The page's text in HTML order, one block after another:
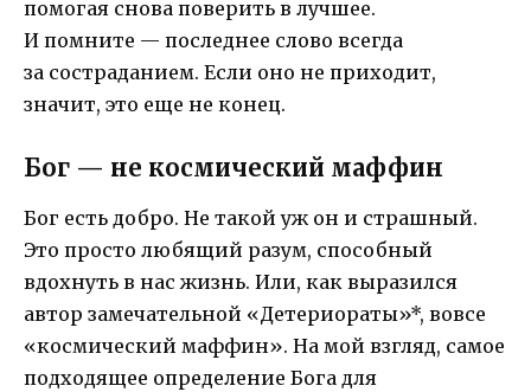
помогая снова поверить в лучшее.
И помните — последнее слово всегда
за состраданием. Если оно не приходит,
значит, это еще не конец.
Бог — не космический маффин
Бог есть добро. Не такой уж он и страшный.
Это просто любящий разум, способный
вдохнуть в нас жизнь. Или, как выразился
автор замечательной «Детериораты»*, вовсе
«космический маффин». На мой взгляд, самое
подходящее определение Бога для